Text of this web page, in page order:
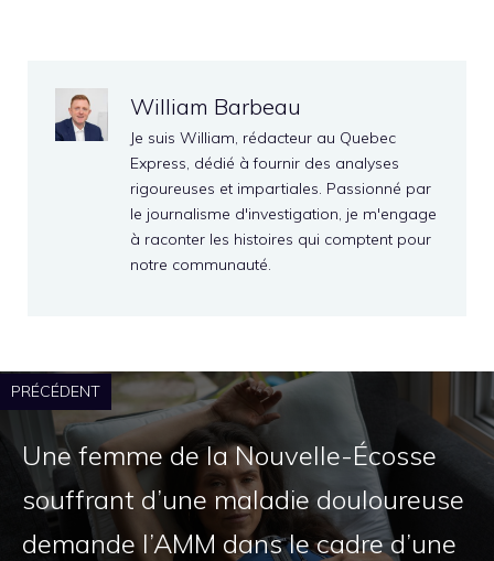
William Barbeau
Je suis William, rédacteur au Quebec
Express, dédié à fournir des analyses
rigoureuses et impartiales. Passionné par
le journalisme d'investigation, je m'engage
à raconter les histoires qui comptent pour
notre communauté.
PRÉCÉDENT
Une femme de la Nouvelle-Écosse
souffrant d’une maladie douloureuse
demande l’AMM dans le cadre d’une